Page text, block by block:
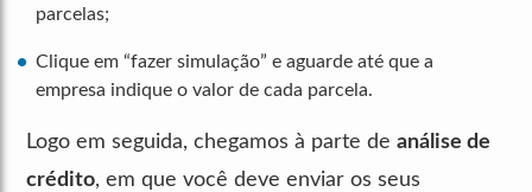
parcelas;
Clique em “fazer simulação” e aguarde até que a
empresa indique o valor de cada parcela.
Logo em seguida, chegamos à parte de análise de
crédito, em que você deve enviar os seus